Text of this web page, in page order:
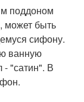
поддоном
может быть
сифону.
ванную
- "сатин". В